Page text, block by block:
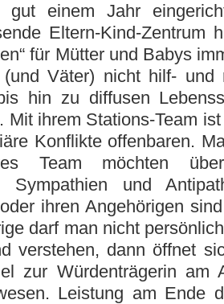
einem Jahr
Eltern-Kind-Zentrum
für Mütter und Babys
Väter) nicht hilf- und
hin zu diffusen
Mit ihrem Stations-Team
Konflikte offenbaren.
Team möchten
Sympathien und
ihren Angehörigen
darf man nicht
verstehen, dann öffnet
zur Würdenträgerin am
Leistung am Ende